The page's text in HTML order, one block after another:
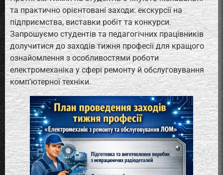
та практично орієнтовані заходи: екскурсії на
підприємства, виставки робіт та конкурси.
Запрошуємо студентів та педагогічних працівників
долучитися до заходів тижня професії для кращого
ознайомлення з особливостями роботи
електромеханіка у сфері ремонту й обслуговування
комп’ютерної техніки.